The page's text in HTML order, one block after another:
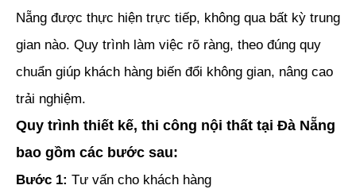
Nẵng được thực hiện trực tiếp, không qua bất kỳ trung
gian nào. Quy trình làm việc rõ ràng, theo đúng quy
chuẩn giúp khách hàng biến đổi không gian, nâng cao
trải nghiệm.
Quy trình thiết kế, thi công nội thất tại Đà Nẵng
bao gồm các bước sau:
Bước 1: Tư vấn cho khách hàng